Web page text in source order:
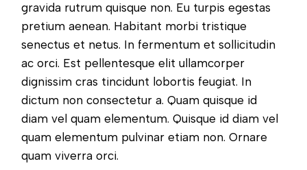
gravida rutrum quisque non. Eu turpis egestas
pretium aenean. Habitant morbi tristique
senectus et netus. In fermentum et sollicitudin
ac orci. Est pellentesque elit ullamcorper
dignissim cras tincidunt lobortis feugiat. In
dictum non consectetur a. Quam quisque id
diam vel quam elementum. Quisque id diam vel
quam elementum pulvinar etiam non. Ornare
quam viverra orci.